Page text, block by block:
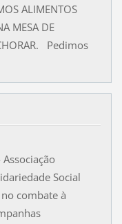
ALIMENTOS
MESA DE
Pedimos
Social
combate à